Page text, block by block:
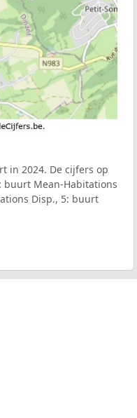
in 2024. De cijfers op
buurt Mean-Habitations
Disp., 5: buurt